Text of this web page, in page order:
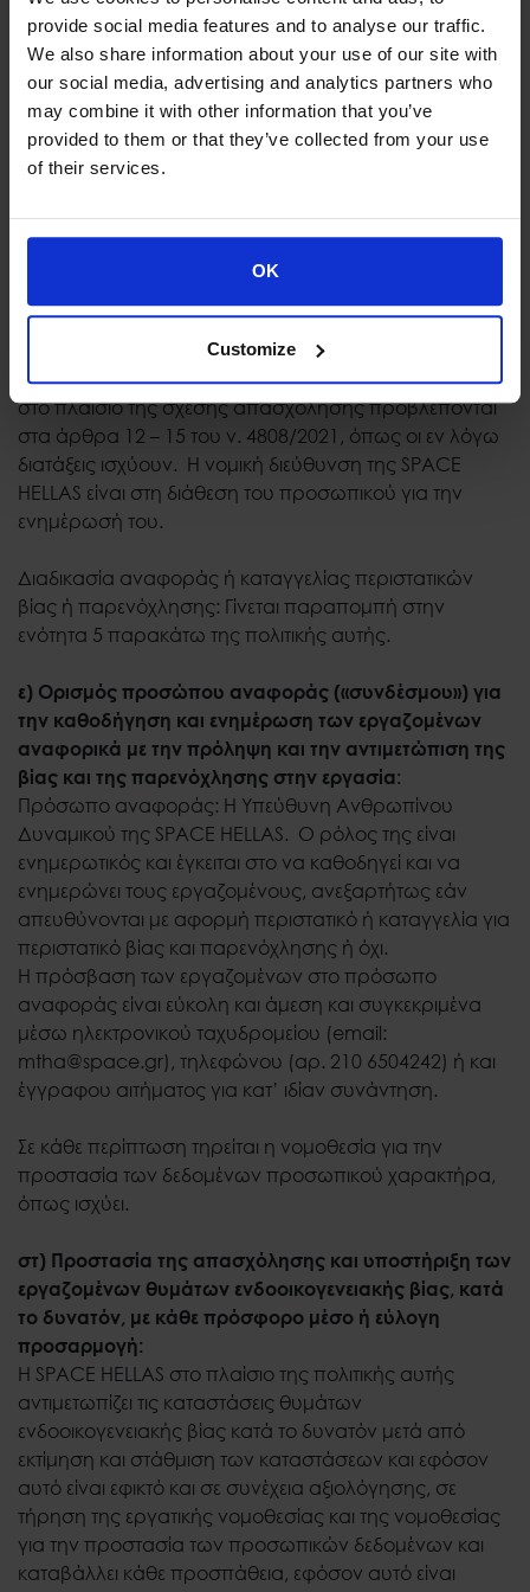
provide social media features and to analyse our traffic.
We also share information about your use of our site with
our social media, advertising and analytics partners who
may combine it with other information that you’ve
provided to them or that they’ve collected from your use
of their services.
OK
Customize
την πολιτική αυτή που είναι ελεύθερα προσβάσιμη
ηλεκτρονικά και έντυπα πληροφορεί το προσωπικό για
τα στοιχεία των αρμοδίων διοικητικών αρχών, στις
οποίες έχει δικαίωμα να προσφύγει κάθε θιγόμενο
πρόσωπο (και συγκεκριμένα: Επιθεώρηση Εργασίας,
Συνήγορος του Πολίτη), ιδίως δε πληροφορεί και για:
- Την τηλεφωνική γραμμή καταγγελιών ΣΕΠΕ μέσω
επίσης και
- Την υπηρεσία άμεσης ψυχολογικής και
έμφυλης βίας, με επικοινωνία στη: Γραμμή SOS 15900.
Τα δικαιώματα και οι συνέπειες της μη συμμόρφωσης
στο πλαίσιο της σχέσης απασχόλησης προβλέπονται
στα άρθρα 12 – 15 του ν. 4808/2021, όπως οι εν λόγω
διατάξεις ισχύουν. Η νομική διεύθυνση της SPACE
HELLAS είναι στη διάθεση του προσωπικού για την
ενημέρωσή του.
Διαδικασία αναφοράς ή καταγγελίας περιστατικών
βίας ή παρενόχλησης: Γίνεται παραπομπή στην
ενότητα 5 παρακάτω της πολιτικής αυτής.
ε) Ορισμός προσώπου αναφοράς («συνδέσμου») για
την καθοδήγηση και ενημέρωση των εργαζομένων
αναφορικά με την πρόληψη και την αντιμετώπιση της
βίας και της παρενόχλησης στην εργασία:
Πρόσωπο αναφοράς: Η Υπεύθυνη Ανθρωπίνου
Δυναμικού της SPACE HELLAS. Ο ρόλος της είναι
ενημερωτικός και έγκειται στο να καθοδηγεί και να
ενημερώνει τους εργαζομένους, ανεξαρτήτως εάν
απευθύνονται με αφορμή περιστατικό ή καταγγελία για
περιστατικό βίας και παρενόχλησης ή όχι.
Η πρόσβαση των εργαζομένων στο πρόσωπο
αναφοράς είναι εύκολη και άμεση και συγκεκριμένα
μέσω ηλεκτρονικού ταχυδρομείου (email:
mtha@space.gr), τηλεφώνου (αρ. 210 6504242) ή και
έγγραφου αιτήματος για κατ’ ιδίαν συνάντηση.
Σε κάθε περίπτωση τηρείται η νομοθεσία για την
προστασία των δεδομένων προσωπικού χαρακτήρα,
όπως ισχύει.
στ) Προστασία της απασχόλησης και υποστήριξη των
εργαζομένων θυμάτων ενδοοικογενειακής βίας, κατά
το δυνατόν, με κάθε πρόσφορο μέσο ή εύλογη
προσαρμογή:
Η SPACE HELLAS στο πλαίσιο της πολιτικής αυτής
αντιμετωπίζει τις καταστάσεις θυμάτων
ενδοοικογενειακής βίας κατά το δυνατόν μετά από
εκτίμηση και στάθμιση των καταστάσεων και εφόσον
αυτό είναι εφικτό και σε συνέχεια αξιολόγησης, σε
τήρηση της εργατικής νομοθεσίας και της νομοθεσίας
για την προστασία των προσωπικών δεδομένων και
καταβάλλει κάθε προσπάθεια, εφόσον αυτό είναι